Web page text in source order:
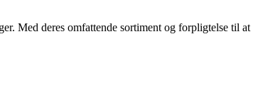
Med deres omfattende sortiment og forpligtelse til at